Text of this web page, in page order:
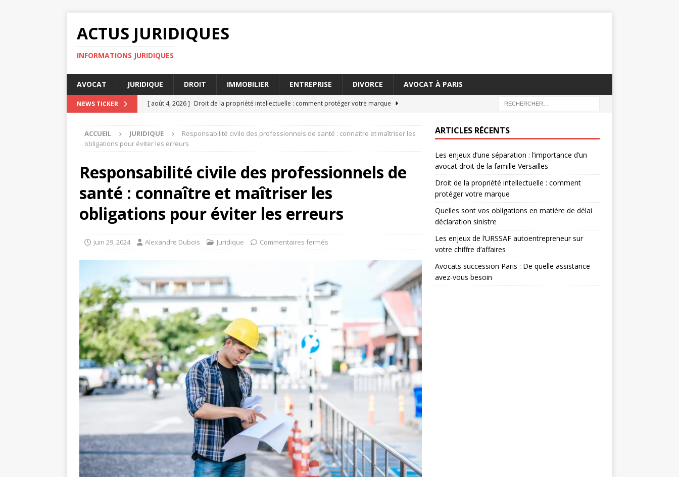
ACTUS JURIDIQUES
INFORMATIONS JURIDIQUES
AVOCAT JURIDIQUE DROIT IMMOBILIER ENTREPRISE DIVORCE AVOCAT À PARIS
NEWS TICKER [ août 4, 2026 ] Droit de la propriété intellectuelle : comment protéger votre marque
[ août 3, 2026 ] Quelles sont vos obligations en matière de délai déclaration sinistre
[ août 3, 2026 ]
Les enjeux de l’URSSAF autoentrepreneur sur votre chiffre d’affaires
ENTREPRISE
Avocats succession Paris : De quelle assistance avez-vous besoin
[ août 4, 2026 ]
Versailles
DIVORCE
ACCUEIL JURIDIQUE
Responsabilité civile des professionnels de santé : connaître et maîtriser les
obligations pour éviter les erreurs
Responsabilité civile des professionnels de
santé : connaître et maîtriser les
obligations pour éviter les erreurs
juin 29, 2024 Alexandre Dubois Juridique Commentaires fermés
ARTICLES RÉCENTS
Les enjeux d’une séparation : l’importance d’un
avocat droit de la famille Versailles
Droit de la propriété intellectuelle : comment
protéger votre marque
Quelles sont vos obligations en matière de délai
déclaration sinistre
Les enjeux de l’URSSAF autoentrepreneur sur
votre chiffre d’affaires
Avocats succession Paris : De quelle assistance
avez-vous besoin